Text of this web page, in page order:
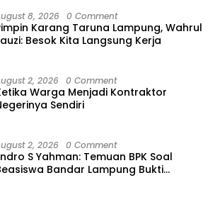
8, 2026 0 Comment
Karang Taruna Lampung, Wahrul
Besok Kita Langsung Kerja
2, 2026 0 Comment
Warga Menjadi Kontraktor
Sendiri
2, 2026 0 Comment
S Yahman: Temuan BPK Soal
Bandar Lampung Bukti